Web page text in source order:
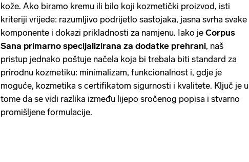
kože. Ako biramo kremu ili bilo koji kozmetički proizvod, isti
kriteriji vrijede: razumljivo podrijetlo sastojaka, jasna svrha svake
komponente i dokazi prikladnosti za namjenu. Iako je Corpus
Sana primarno specijalizirana za dodatke prehrani, naš
pristup jednako poštuje načela koja bi trebala biti standard za
prirodnu kozmetiku: minimalizam, funkcionalnost i, gdje je
moguće, kozmetika s certifikatom sigurnosti i kvalitete. Ključ je u
tome da se vidi razlika između lijepo sročenog popisa i stvarno
promišljene formulacije.